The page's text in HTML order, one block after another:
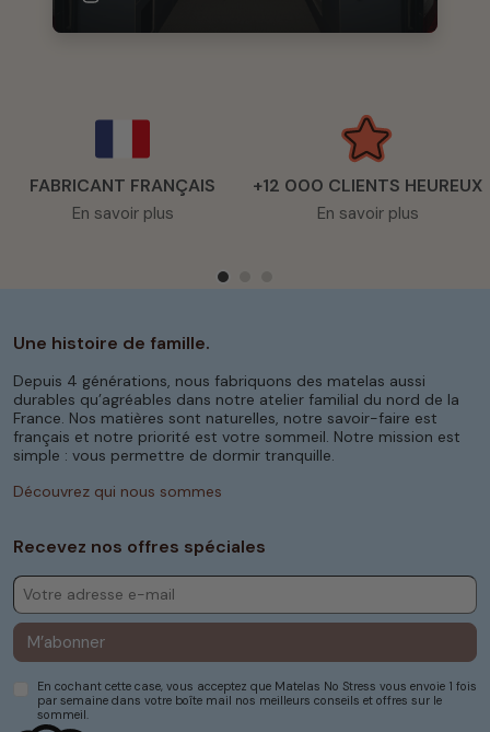
FABRICANT FRANÇAIS
En savoir plus
+12 000 CLIENTS HEUREUX
En savoir plus
Une histoire de famille.
Depuis 4 générations, nous fabriquons des matelas aussi
durables qu’agréables dans notre atelier familial du nord de la
France. Nos matières sont naturelles, notre savoir-faire est
français et notre priorité est votre sommeil. Notre mission est
simple : vous permettre de dormir tranquille.
Découvrez qui nous sommes
Recevez nos offres spéciales
M’abonner
En cochant cette case, vous acceptez que Matelas No Stress vous envoie 1 fois
par semaine dans votre boîte mail nos meilleurs conseils et offres sur le
sommeil.